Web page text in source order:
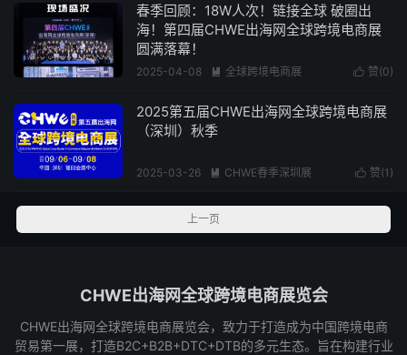
​春季回顾：18W人次！链接全球 破圈出
海！第四届CHWE出海网全球跨境电商展
圆满落幕！
 赞(0)
2025-04-08  全球跨境电商展
2025第五届CHWE出海网全球跨境电商展
（深圳）秋季
 赞(1 )
2025-03-26  CHWE春季深圳展
上一页
CHWE出海网全球跨境电商展览会
CHWE出海网全球跨境电商展览会，致力于打造成为中国跨境电商
贸易第一展，打造B2C+B2B+DTC+DTB的多元生态。旨在构建行业